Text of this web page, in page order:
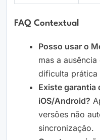
FAQ Contextual
Posso usar o
mas a
dificulta prática
Existe garantia
iOS/Android?
versões não
sincronização.